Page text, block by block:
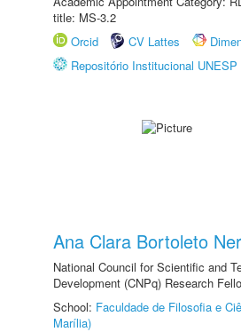
title: MS-3.2
Orcid
CV Lattes
Repositório Institucional UNESP
Ana Clara Bortoleto
National Council for Scientific and
Development (CNPq) Research
School: Faculdade de Filosofia e
Marília)